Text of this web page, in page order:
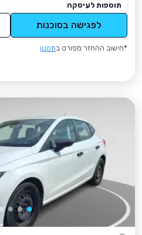
תוספות לעיסקה
לפגישה בסוכנות
*חישוב ההחזר מפורט בתקנון